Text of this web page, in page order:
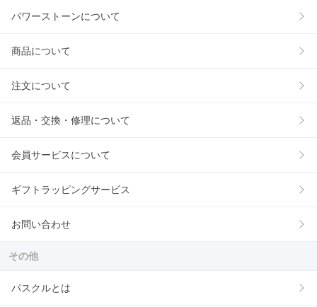
パワーストーンについて
商品について
注文について
返品・交換・修理について
会員サービスについて
ギフトラッピングサービス
お問い合わせ
その他
パスクルとは